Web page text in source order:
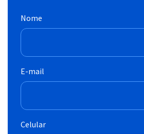
Nome
E-mail
Celular